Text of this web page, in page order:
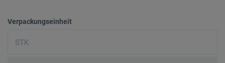
Verpackungseinheit